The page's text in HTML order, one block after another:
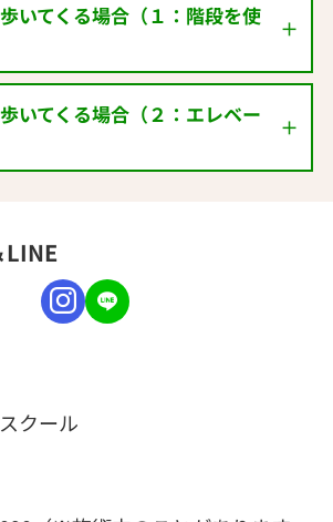
を出たら、右へ出ます。
いてくる場合（１：階段を使
カフェ
長い通路になっています。ラ
ラッグストアがあります。）
いてくる場合（２：エレベー
LINE
クール